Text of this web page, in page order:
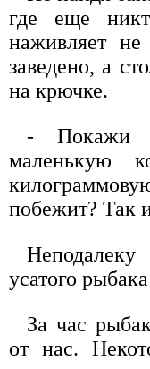
где еще
наживляет
заведено, а
на крючке.
- Покажи
маленькую
побежит? Так
усатого
За час
от нас.